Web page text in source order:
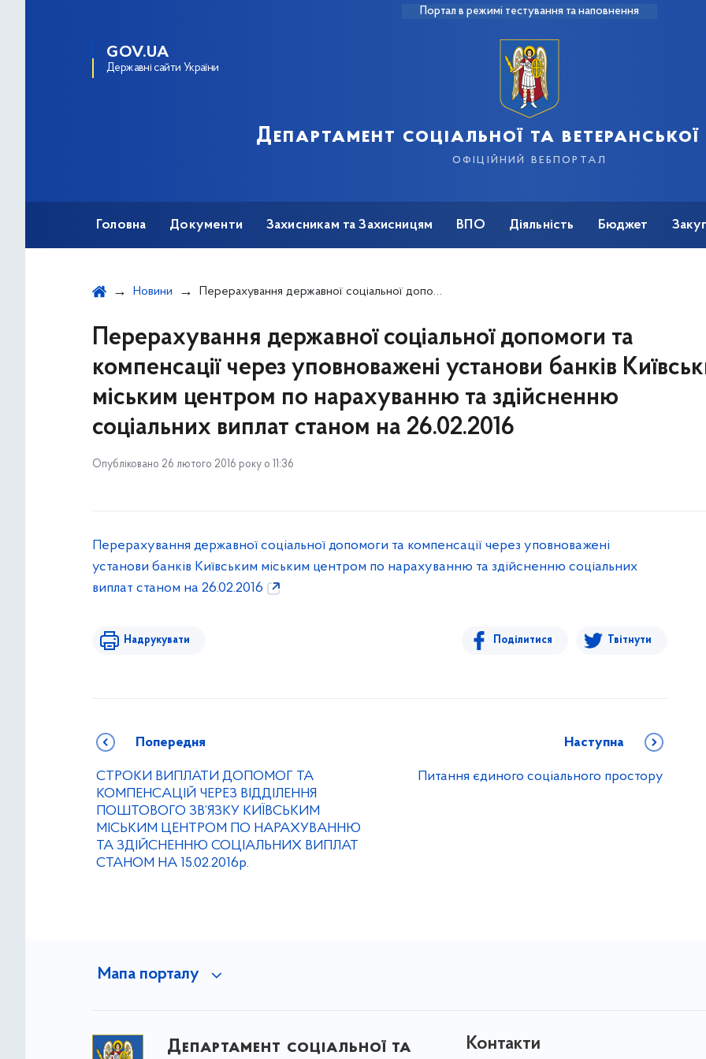
Портал в режимі тестування та наповнення
GOV.UA
Державні сайти України
Департамент соціальної та ветеранської
офіційний вебпортал
Головна Документи Захисникам та Захисницям ВПО Діяльність Бюджет
Новини Перерахування державної соціальної допомоги та компенсації через уповноважені установи банків Київським міським центром по нарахуванню та здійсненню соціальних виплат станом на 26.02.2016
Перерахування державної соціальної допомоги та
компенсації через уповноважені установи банків
міським центром по нарахуванню та здійсненню
соціальних виплат станом на 26.02.2016
Опубліковано 26 лютого 2016 року о 11:36
Перерахування державної соціальної допомоги та компенсації через уповноважені
установи банків Київським міським центром по нарахуванню та здійсненню соціальних
виплат станом на 26.02.2016
Надрукувати Поділитися Твітнути
Попередня
СТРОКИ ВИПЛАТИ ДОПОМОГ ТА
КОМПЕНСАЦІЙ ЧЕРЕЗ ВІДДІЛЕННЯ
ПОШТОВОГО ЗВ’ЯЗКУ КИЇВСЬКИМ
МІСЬКИМ ЦЕНТРОМ ПО НАРАХУВАННЮ
ТА ЗДІЙСНЕННЮ СОЦІАЛЬНИХ ВИПЛАТ
СТАНОМ НА 15.02.2016р.
Наступна
Питання єдиного соціального простору
Мапа порталу
Департамент соціальної та Контакти